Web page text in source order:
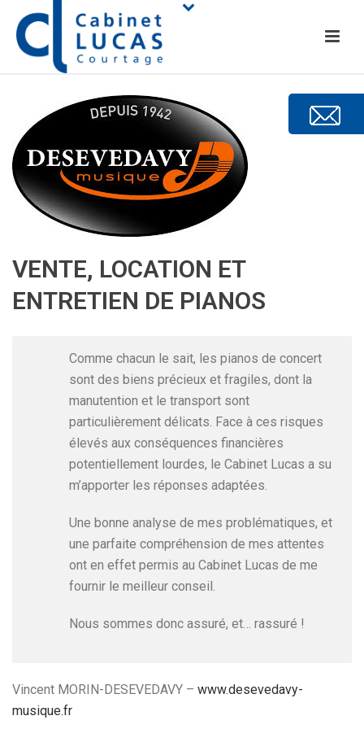
VENTE, LOCATION ET
ENTRETIEN DE PIANOS
Comme chacun le sait, les pianos de concert
sont des biens précieux et fragiles, dont la
manutention et le transport sont
particulièrement délicats. Face à ces risques
élevés aux conséquences financières
potentiellement lourdes, le Cabinet Lucas a su
m’apporter les réponses adaptées.
Une bonne analyse de mes problématiques, et
une parfaite compréhension de mes attentes
ont en effet permis au Cabinet Lucas de me
fournir le meilleur conseil.
Nous sommes donc assuré, et… rassuré !
Vincent MORIN-DESEVEDAVY – www.desevedavy-
musique.fr